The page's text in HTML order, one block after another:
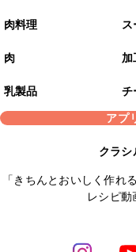
肉料理
肉 加
乳製品 チ
アプ
クラシ
「きちんとおいしく作れ
レシピ動